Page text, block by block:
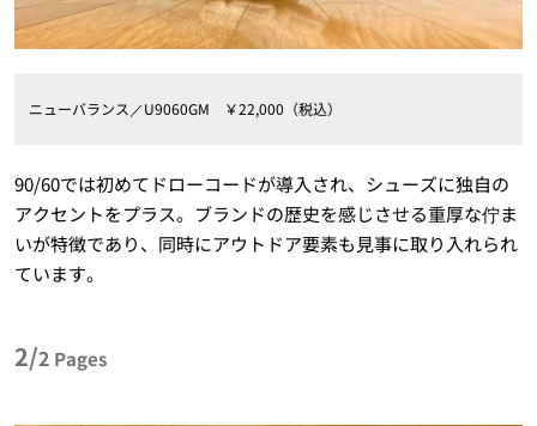
ニューバランス／U9060GM ￥22,000（税込）
90/60では初めてドローコードが導入され、シューズに独自の
アクセントをプラス。ブランドの歴史を感じさせる重厚な佇ま
いが特徴であり、同時にアウトドア要素も見事に取り入れられ
ています。
2/2 Pages